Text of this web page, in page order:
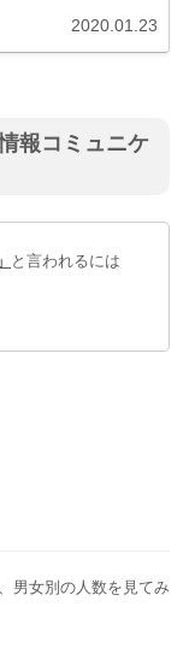
2020.01.23
報コミュニケ
と言われるには
男女別の人数を見てみ